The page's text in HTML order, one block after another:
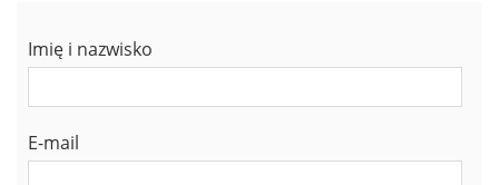
Imię i nazwisko
E-mail